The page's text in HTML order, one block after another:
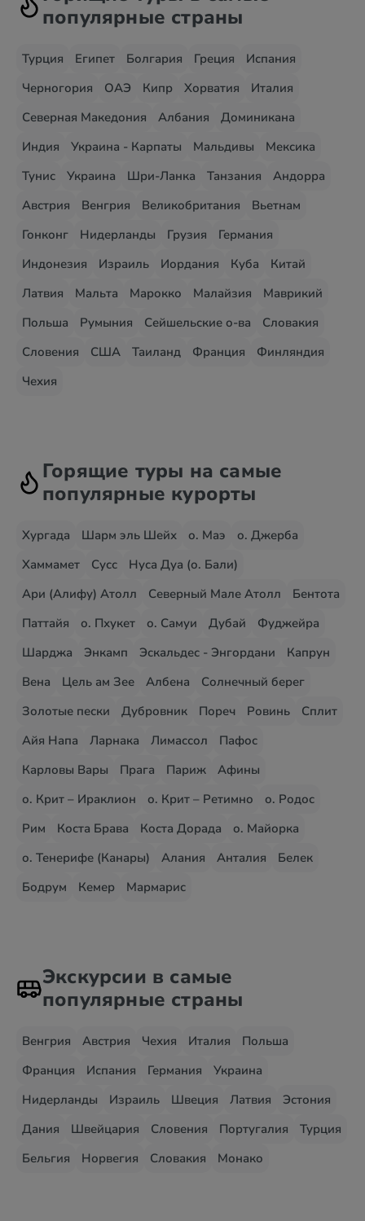
популярные страны
Турция Египет Болгария Греция
Испания
Черногория
ОАЭ Кипр Хорватия
Италия
Северная Македония
Албания
Доминикана
Индия
Украина - Карпаты Мальдивы
Мексика
Тунис
Украина Шри-Ланка Танзания
Андорра
Австрия
Венгрия Великобритания
Вьетнам
Гонконг
Нидерланды Грузия
Германия
Индонезия
Израиль Иордания Куба
Китай
Латвия
Мальта Марокко Малайзия
Маврикий
Польша
Румыния Сейшельские о-ва
Словакия
Словения
США Таиланд Франция
Финляндия
Чехия
Горящие туры на самые
популярные курорты
Хургада Шарм эль Шейх о. Маэ
о. Джерба
Хаммамет
Сусс
Нуса Дуа (о. Бали)
Ари (Алифу) Атолл
Северный Мале Атолл
Бентота
Паттайя
о. Пхукет о. Самуи Дубай
Фуджейра
Шарджа
Энкамп Эскальдес - Энгордани
Капрун
Вена
Цель ам Зее Албена
Солнечный берег
Золотые пески
Дубровник Пореч Ровинь
Сплит
Айя Напа
Ларнака Лимассол
Пафос
Карловы Вары
Прага Париж
Афины
о. Крит – Ираклион
о. Крит – Ретимно
о. Родос
Рим
Коста Брава Коста Дорада
о. Майорка
о. Тенерифе (Канары)
Алания Анталия
Белек
Бодрум
Кемер Мармарис
Экскурсии в самые
популярные страны
Венгрия Австрия Чехия Италия
Польша
Франция
Испания Германия
Украина
Нидерланды
Израиль Швеция Латвия
Эстония
Дания
Швейцария Словения Португалия
Турция
Бельгия
Норвегия Словакия Монако